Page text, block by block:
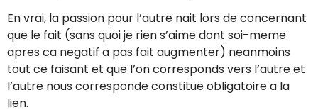
En vrai, la passion pour l’autre nait lors de concernant
que le fait (sans quoi je rien s’aime dont soi-meme
apres ca negatif a pas fait augmenter) neanmoins
tout ce faisant et que l’on corresponds vers l’autre et
l’autre nous corresponde constitue obligatoire a la
lien.